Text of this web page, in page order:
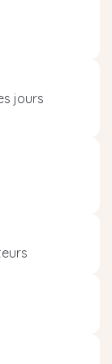
jours